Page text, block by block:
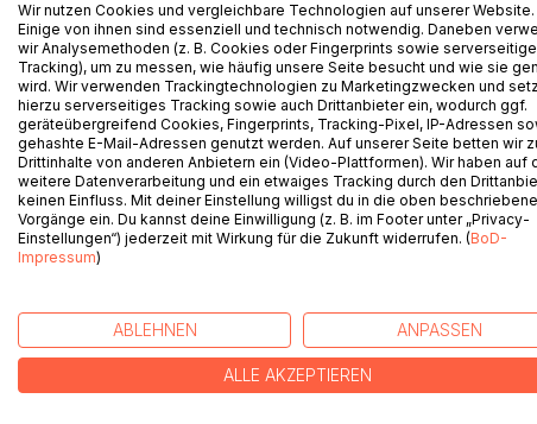
BESCHREIBUNG
Der Zug setzte sich in Bewegung. Die Gestalt
Ich hatte die längste Reise meines Lebens
Die Geschichte von Guiseppe L.L. Terracciano
ideales Ziel, eine fast konstante Spannung, ein
Spannung, die den Verlauf unseres Lebens lenkt,
(Aus dem Vorwort von Mattia Leombruno,
AUTOR/IN
WEITERE TITEL BEI
Wir nutzen Cookies und vergleichbare Technologien auf unserer Website.
Einige von ihnen sind essenziell und technisch notwendig. Daneben
wir Analysemethoden (z. B. Cookies oder Fingerprints sowie
Tracking), um zu messen, wie häufig unsere Seite besucht und wie sie
wird. Wir verwenden Trackingtechnologien zu Marketingzwecken und
hierzu serverseitiges Tracking sowie auch Drittanbieter ein, wodurch ggf.
geräteübergreifend Cookies, Fingerprints, Tracking-Pixel, IP-Adressen
gehashte E-Mail-Adressen genutzt werden. Auf unserer Seite betten wir
Drittinhalte von anderen Anbietern ein (Video-Plattformen). Wir haben auf
weitere Datenverarbeitung und ein etwaiges Tracking durch den
keinen Einfluss. Mit deiner Einstellung willigst du in die oben
Vorgänge ein. Du kannst deine Einwilligung (z. B. im Footer unter „Privacy-
Einstellungen“) jederzeit mit Wirkung für die Zukunft widerrufen. (BoD-
Impressum)
ABLEHNEN ANPASSEN
ALLE AKZEPTIEREN